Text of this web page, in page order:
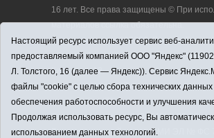
16 лет. Все права защищены © При
материалов ссылка обязательна.
Адрес редакции: 627350, Россия,
область, Аромашевский район, с.
Кирова, д. 13.
Адрес электронной почты редакции:
strudu72@obl72.ru
Телефон редакции: 8 (34545) 2-30-58
Регистрационный номер СМИ ЭЛ № ФС
Настоящий ресурс использует сервис веб-
предоставляемый компанией ООО "Яндекс"
Л. Толстого, 16 (далее — Яндекс)). Сервис
файлы "cookie" с целью сбора технических
обеспечения работоспособности и улучшения
Продолжая использовать ресурс, Вы
использованием данных технологий.